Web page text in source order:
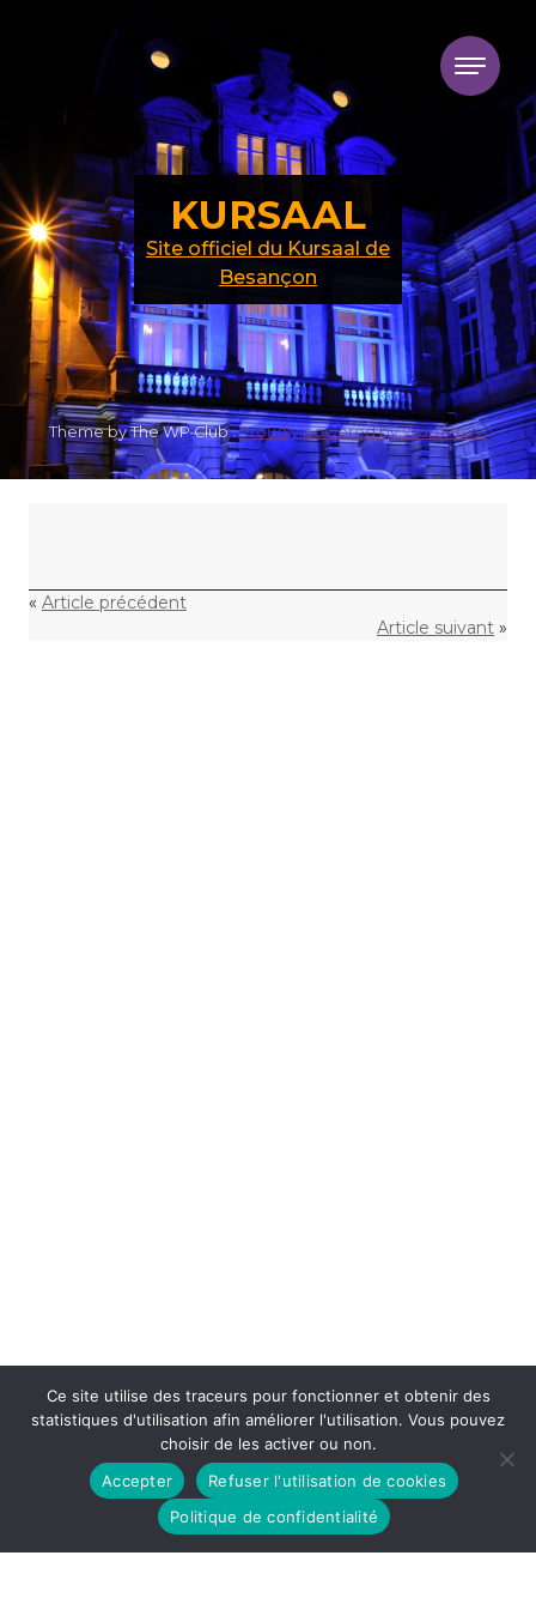
« Article précédent
Article suivant »
KURSAAL
Site officiel du Kursaal de
Besançon
Theme by The WP Club .Proudly powered by WordPress
Ce site utilise des traceurs pour fonctionner et obtenir des
statistiques d'utilisation afin améliorer l'utilisation. Vous pouvez
choisir de les activer ou non.
Accepter
Refuser l'utilisation de cookies
Politique de confidentialité